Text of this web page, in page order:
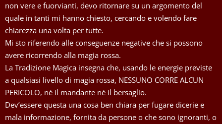
non vere e fuorvianti, devo ritornare su un argomento del
quale in tanti mi hanno chiesto, cercando e volendo fare
chiarezza una volta per tutte.
Mi sto riferendo alle conseguenze negative che si possono
avere ricorrendo alla magia rossa.
La Tradizione Magica insegna che, usando le energie previste
a qualsiasi livello di magia rossa, NESSUNO CORRE ALCUN
PERICOLO, né il mandante né il bersaglio.
Dev’essere questa una cosa ben chiara per fugare dicerie e
mala informazione, fornita da persone o che sono ignoranti, o